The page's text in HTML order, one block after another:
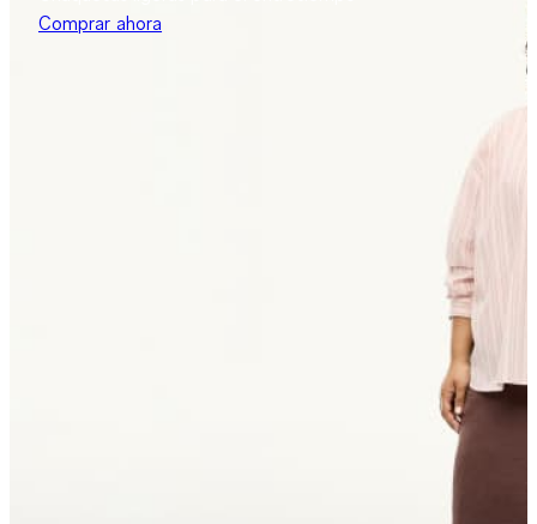
Comprar ahora